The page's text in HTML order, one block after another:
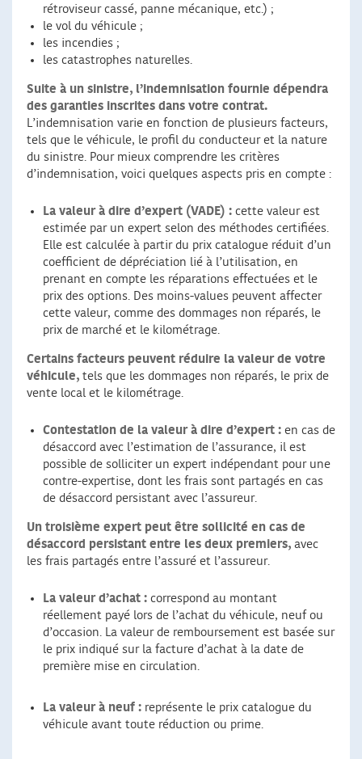
rétroviseur cassé, panne mécanique, etc.) ;
le vol du véhicule ;
les incendies ;
les catastrophes naturelles.
Suite à un sinistre, l’indemnisation fournie dépendra
des garanties inscrites dans votre contrat.
L’indemnisation varie en fonction de plusieurs facteurs,
tels que le véhicule, le profil du conducteur et la nature
du sinistre. Pour mieux comprendre les critères
d’indemnisation, voici quelques aspects pris en compte :
La valeur à dire d’expert (VADE) : cette valeur est
estimée par un expert selon des méthodes certifiées.
Elle est calculée à partir du prix catalogue réduit d’un
coefficient de dépréciation lié à l’utilisation, en
prenant en compte les réparations effectuées et le
prix des options. Des moins-values peuvent affecter
cette valeur, comme des dommages non réparés, le
prix de marché et le kilométrage.
Certains facteurs peuvent réduire la valeur de votre
véhicule, tels que les dommages non réparés, le prix de
vente local et le kilométrage.
Contestation de la valeur à dire d’expert : en cas de
désaccord avec l’estimation de l’assurance, il est
possible de solliciter un expert indépendant pour une
contre-expertise, dont les frais sont partagés en cas
de désaccord persistant avec l’assureur.
Un troisième expert peut être sollicité en cas de
désaccord persistant entre les deux premiers, avec
les frais partagés entre l’assuré et l’assureur.
La valeur d’achat : correspond au montant
réellement payé lors de l’achat du véhicule, neuf ou
d’occasion. La valeur de remboursement est basée sur
le prix indiqué sur la facture d’achat à la date de
première mise en circulation.
La valeur à neuf : représente le prix catalogue du
véhicule avant toute réduction ou prime.